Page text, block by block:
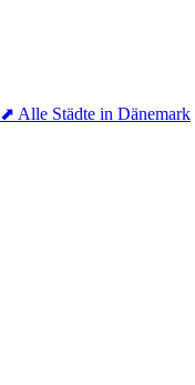
⬈ Alle Städte in Dänemark